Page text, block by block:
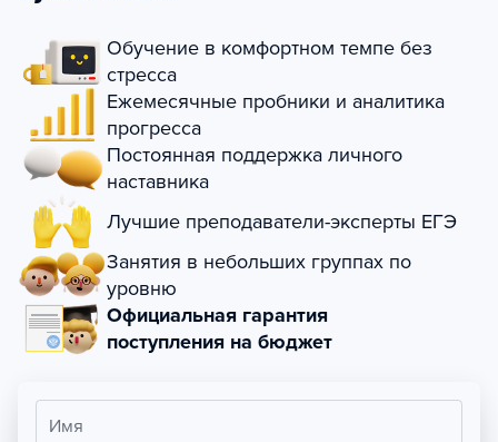
Обучение в комфортном темпе без
стресса
Ежемесячные пробники и аналитика
прогресса
Постоянная поддержка личного
наставника
Лучшие преподаватели-эксперты ЕГЭ
Занятия в небольших группах по
уровню
Официальная гарантия
поступления на бюджет
Имя